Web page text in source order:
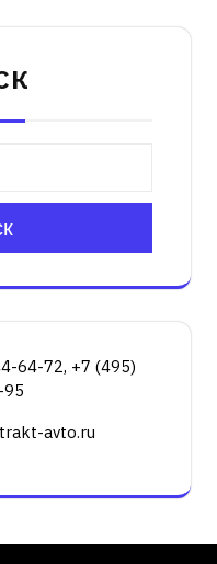
64-72, +7 (495)
avto.ru